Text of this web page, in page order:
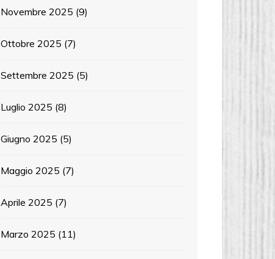
Novembre 2025 (9)
Ottobre 2025 (7)
Settembre 2025 (5)
Luglio 2025 (8)
Giugno 2025 (5)
Maggio 2025 (7)
Aprile 2025 (7)
Marzo 2025 (11)